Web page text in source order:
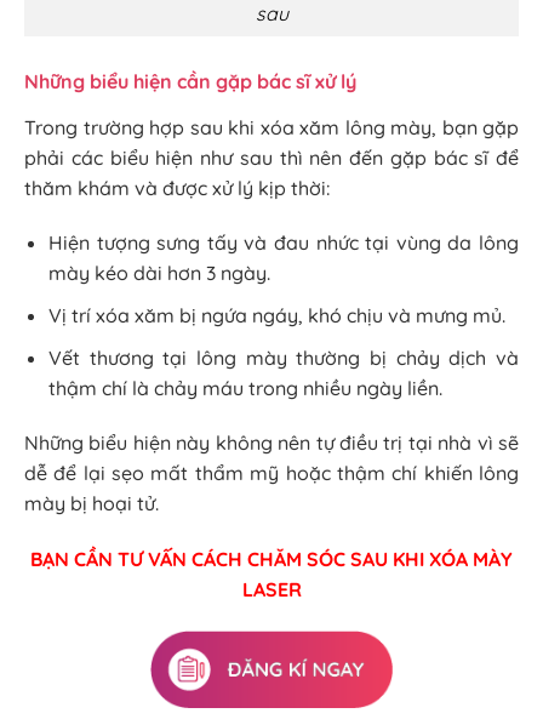
sau
Những biểu hiện cần gặp bác sĩ xử lý
Trong trường hợp sau khi xóa xăm lông mày, bạn gặp
phải các biểu hiện như sau thì nên đến gặp bác sĩ để
thăm khám và được xử lý kịp thời:
Hiện tượng sưng tấy và đau nhức tại vùng da lông
mày kéo dài hơn 3 ngày.
Vị trí xóa xăm bị ngứa ngáy, khó chịu và mưng mủ.
Vết thương tại lông mày thường bị chảy dịch và
thậm chí là chảy máu trong nhiều ngày liền.
Những biểu hiện này không nên tự điều trị tại nhà vì sẽ
dễ để lại sẹo mất thẩm mỹ hoặc thậm chí khiến lông
mày bị hoại tử.
BẠN CẦN TƯ VẤN CÁCH CHĂM SÓC SAU KHI XÓA MÀY
LASER